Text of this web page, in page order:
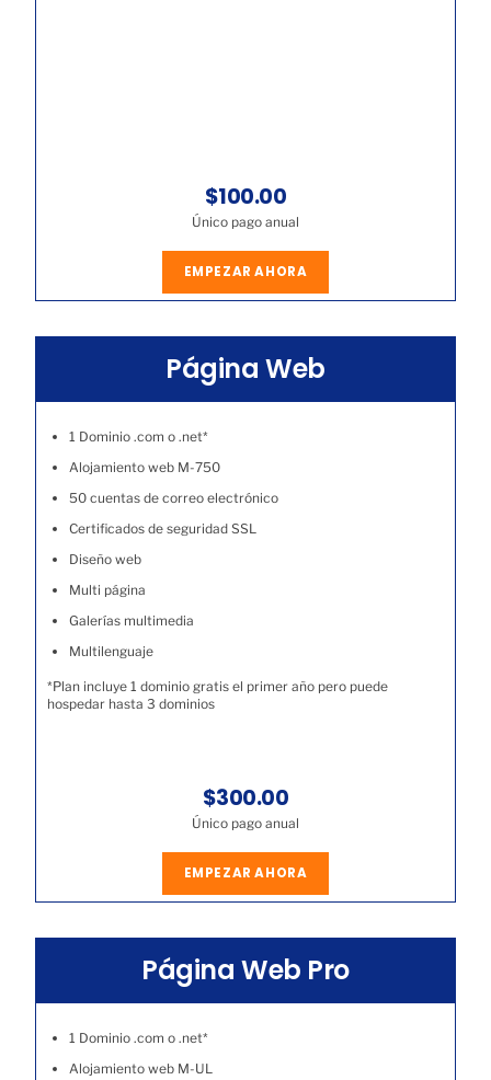
$100.00
Único pago anual
EMPEZAR AHORA
Página Web
1 Dominio .com o .net*
Alojamiento web M-750
50 cuentas de correo electrónico
Certificados de seguridad SSL
Diseño web
Multi página
Galerías multimedia
Multilenguaje
*Plan incluye 1 dominio gratis el primer año pero puede
hospedar hasta 3 dominios
$300.00
Único pago anual
EMPEZAR AHORA
Página Web Pro
1 Dominio .com o .net*
Alojamiento web M-UL